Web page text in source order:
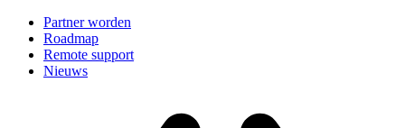
Partner worden
Roadmap
Remote support
Nieuws